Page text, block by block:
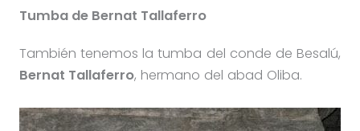
Tumba de Bernat Tallaferro
También tenemos la tumba del conde de Besalú,
Bernat Tallaferro, hermano del abad Oliba.